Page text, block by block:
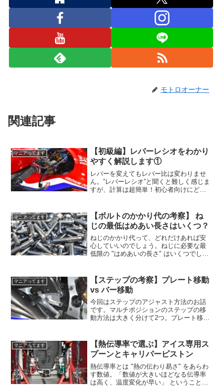
モトロオーナー
関連記事
マニアってます
【初級編】レバーレシオをわかり
やすく解説します①
レバーを変えてもレバー比は変わりませ
ん。”レバーレシオ”と聞くと難しく感じま
すが、計算は超簡単！初心者向けにどこ
マニアってます
【ボルトのかかり代の考察】 ね
じの最低はめあい長さはいくつ？
ねじのかかり代って、どれだけあれば安
心していいのでしょう。ねじに必要な最
低限の "はめあいの長さ" はいくつでしょ
長さ” についていくつか理論があるので紹
介します。
マニアってます
【ステップの考察】プレート移動
vs バー移動
今回はステップのアジャスト方法のお話
です。マルチポジションのステップの移
動方法は大きく分けて2つ。プレート移動
マニアってます
【熱伝導率で選ぶ】アイス専用ス
プーンとキャリパーピストン
熱伝導率とは "熱の伝わり易さ" をあらわ
す数値。「数値が大きいほどなる伝導率
は高く、温度変化が早い」 ということで